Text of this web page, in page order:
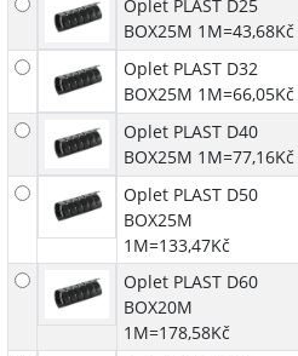
Oplet PLAST D25
BOX25M 1M=43,68Kč
Oplet PLAST D32
BOX25M 1M=66,05Kč
Oplet PLAST D40
BOX25M 1M=77,16Kč
Oplet PLAST D50
BOX25M
1M=133,47Kč
Oplet PLAST D60
BOX20M
1M=178,58Kč